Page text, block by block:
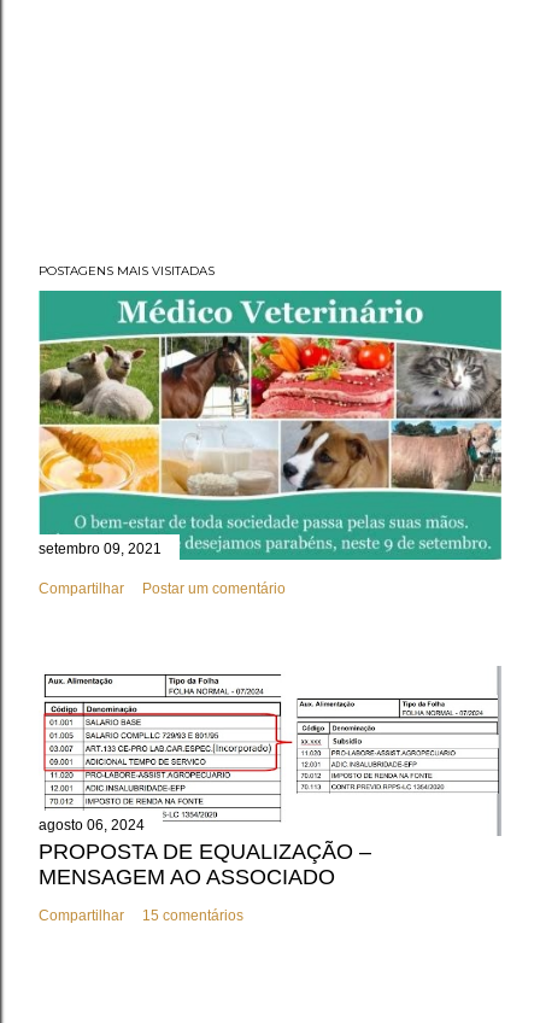
POSTAGENS MAIS VISITADAS
setembro 09, 2021
Compartilhar Postar um comentário
agosto 06, 2024
PROPOSTA DE EQUALIZAÇÃO –
MENSAGEM AO ASSOCIADO
Compartilhar 15 comentários